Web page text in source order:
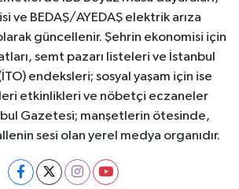
ve BEDAŞ/AYEDAŞ elektrik arıza
güncellenir. Şehrin ekonomisi için
semt pazarı listeleri ve İstanbul
endeksleri; sosyal yaşam için ise
etkinlikleri ve nöbetçi eczaneler
Gazetesi; manşetlerin ötesinde,
sesi olan yerel medya organıdır.